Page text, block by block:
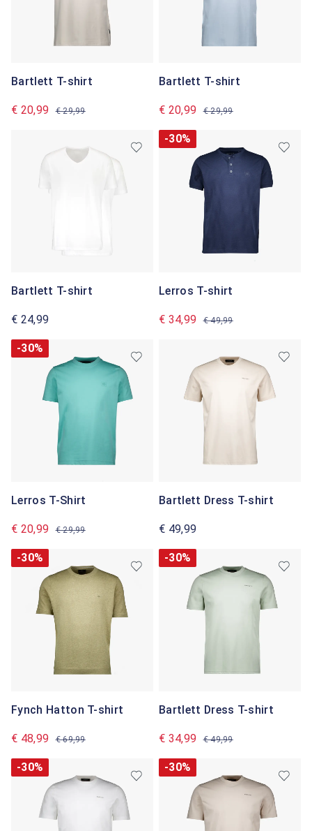
Bartlett T-shirt
€ 20,99 € 29,99
Bartlett T-shirt
€ 20,99 € 29,99
Bartlett T-shirt
€ 24,99
-30%
Lerros T-shirt
€ 34,99 € 49,99
-30%
Lerros T-Shirt
€ 20,99 € 29,99
Bartlett Dress T-shirt
€ 49,99
-30%
Fynch Hatton T-shirt
€ 48,99 € 69,99
-30%
Bartlett Dress T-shirt
€ 34,99 € 49,99
-30% -30%